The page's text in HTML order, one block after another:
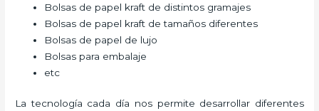
Bolsas de papel kraft de distintos gramajes
Bolsas de papel kraft de tamaños diferentes
Bolsas de papel de lujo
Bolsas para embalaje
etc
La tecnología cada día nos permite desarrollar diferentes